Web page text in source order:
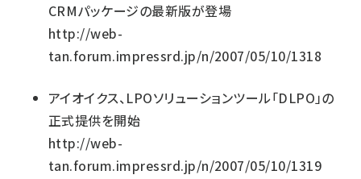
CRMパッケージの最新版が登場
http://web-
tan.forum.impressrd.jp/n/2007/05/10/1318
アイオイクス、LPOソリューションツール「DLPO」の
正式提供を開始
http://web-
tan.forum.impressrd.jp/n/2007/05/10/1319